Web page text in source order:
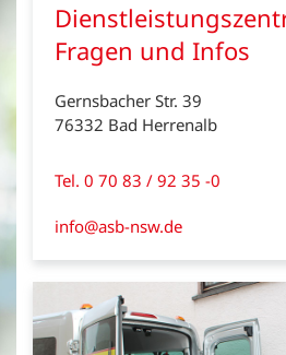
Fragen und Infos
Gernsbacher Str. 39
76332 Bad Herrenalb
Tel. 0 70 83 / 92 35 -0
info@asb-nsw.de